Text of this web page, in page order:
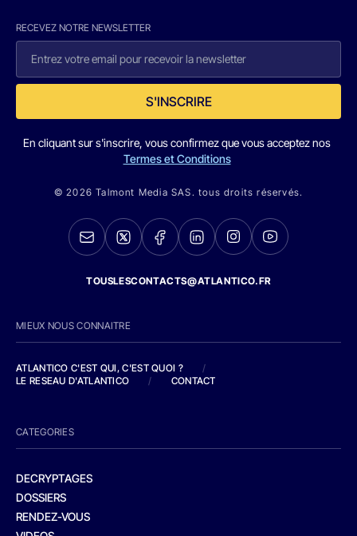
RECEVEZ NOTRE NEWSLETTER
S'INSCRIRE
En cliquant sur s'inscrire, vous confirmez que vous acceptez nos
Termes et Conditions
© 2026 Talmont Media SAS. tous droits réservés.
TOUSLESCONTACTS@ATLANTICO.FR
MIEUX NOUS CONNAITRE
ATLANTICO C'EST QUI, C'EST QUOI ?
/
LE RESEAU D'ATLANTICO
/ CONTACT
CATEGORIES
DECRYPTAGES
DOSSIERS
RENDEZ-VOUS